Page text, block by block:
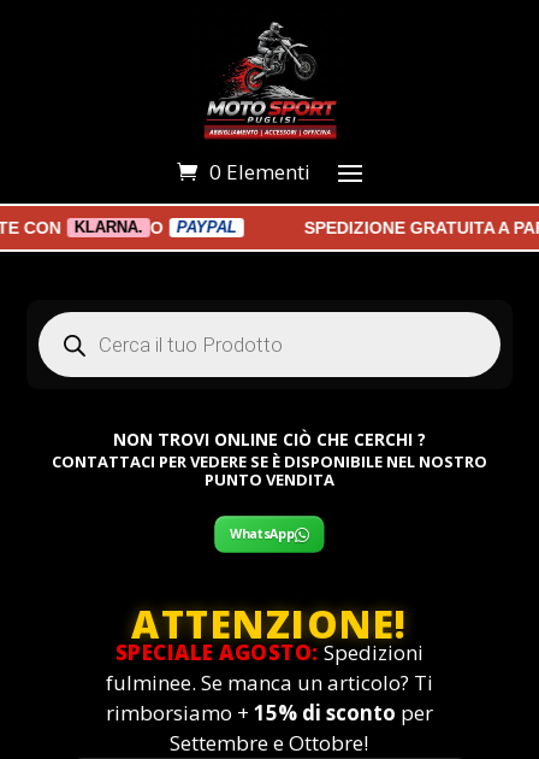
0 Elementi
KLARNA. O PAYPAL SPEDIZIONE GRATUITA A
Products
search
NON TROVI ONLINE CIÒ CHE CERCHI ?
CONTATTACI PER VEDERE SE È DISPONIBILE NEL NOSTRO
PUNTO VENDITA
WhatsApp
ATTENZIONE!
SPECIALE AGOSTO: Spedizioni
fulminee. Se manca un articolo? Ti
rimborsiamo + 15% di sconto per
Settembre e Ottobre!